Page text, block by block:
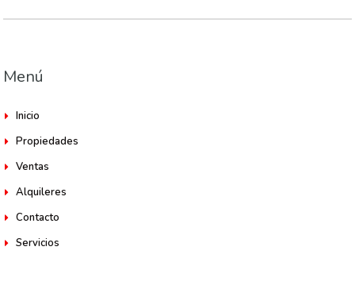
Menú
Inicio
Propiedades
Ventas
Alquileres
Contacto
Servicios